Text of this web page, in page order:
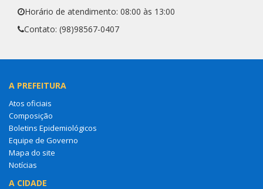
Horário de atendimento: 08:00 às 13:00
Contato: (98)98567-0407
A PREFEITURA
Atos oficiais
Composição
Boletins Epidemiológicos
Equipe de Governo
Mapa do site
Notícias
A CIDADE